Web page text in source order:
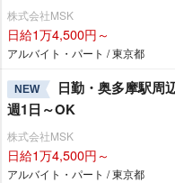
株式会社MSK
日給1万4,500円～
アルバイト・パート / 東京都
NEW
日勤・奥多摩駅周
週1日～OK
株式会社MSK
日給1万4,500円～
アルバイト・パート / 東京都